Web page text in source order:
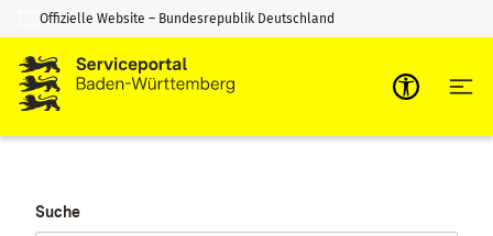
Zum Inhalt springen
Zur Suche springen
Offizielle Website – Bundesrepublik Deutschland
Suche